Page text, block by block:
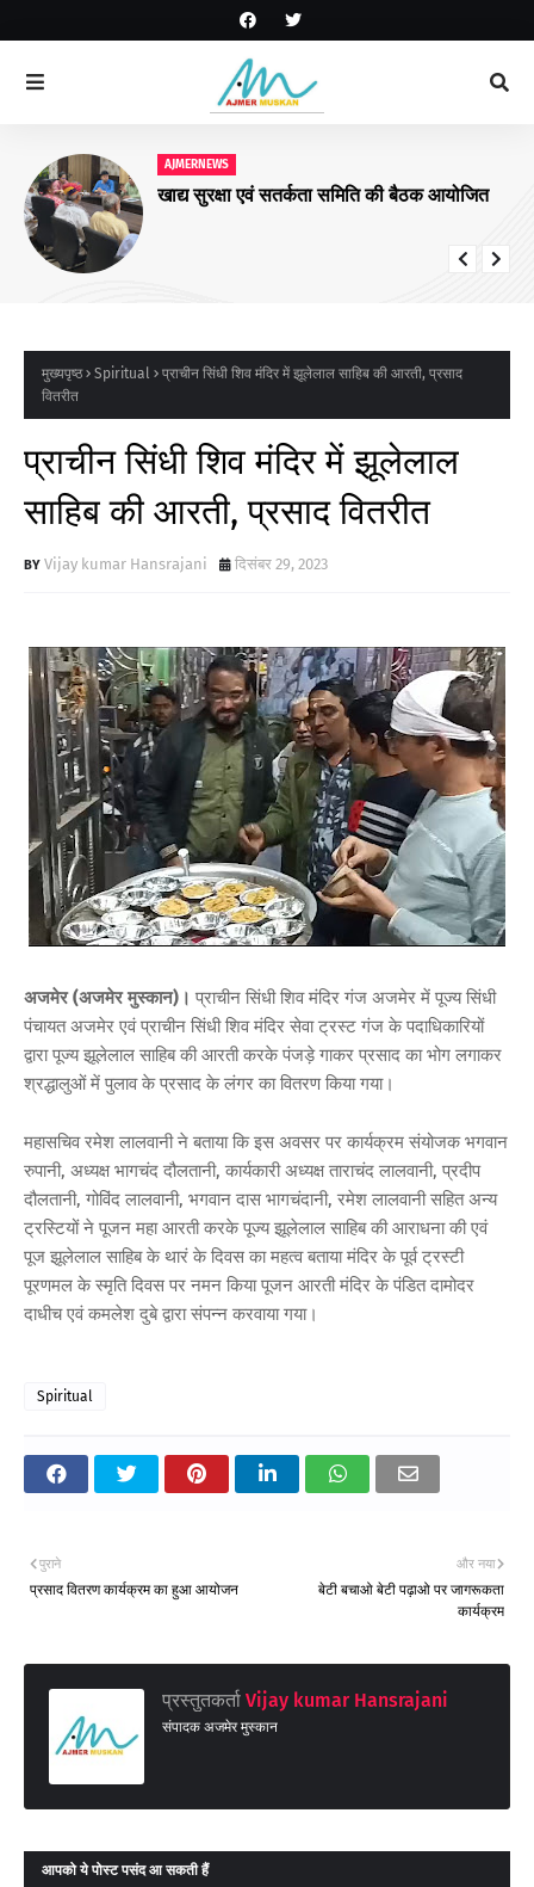
AJMERNEWS
खाद्य सुरक्षा एवं सतर्कता समिति की बैठक आयोजित
मुख्यपृष्ठ Spiritual
प्राचीन सिंधी शिव मंदिर में झूलेलाल साहिब की आरती, प्रसाद
वितरीत
प्राचीन सिंधी शिव मंदिर में झूलेलाल
साहिब की आरती, प्रसाद वितरीत
Vijay kumar Hansrajani दिसंबर 29, 2023
अजमेर (अजमेर मुस्कान)। प्राचीन सिंधी शिव मंदिर गंज अजमेर में पूज्य सिंधी
पंचायत अजमेर एवं प्राचीन सिंधी शिव मंदिर सेवा ट्रस्ट गंज के पदाधिकारियों
द्वारा पूज्य झूलेलाल साहिब की आरती करके पंजड़े गाकर प्रसाद का भोग लगाकर
श्रद्धालुओं में पुलाव के प्रसाद के लंगर का वितरण किया गया।
महासचिव रमेश लालवानी ने बताया कि इस अवसर पर कार्यक्रम संयोजक भगवान
रुपानी, अध्यक्ष भागचंद दौलतानी, कार्यकारी अध्यक्ष ताराचंद लालवानी, प्रदीप
दौलतानी, गोविंद लालवानी, भगवान दास भागचंदानी, रमेश लालवानी सहित अन्य
ट्रस्टियों ने पूजन महा आरती करके पूज्य झूलेलाल साहिब की आराधना की एवं
पूज झूलेलाल साहिब के थारं के दिवस का महत्व बताया मंदिर के पूर्व ट्रस्टी
पूरणमल के स्मृति दिवस पर नमन किया पूजन आरती मंदिर के पंडित दामोदर
दाधीच एवं कमलेश दुबे द्वारा संपन्न करवाया गया।
Spiritual
और नया
बेटी बचाओ बेटी पढ़ाओ पर जागरूकता
कार्यक्रम
पुराने
प्रसाद वितरण कार्यक्रम का हुआ आयोजन
प्रस्तुतकर्ता Vijay kumar Hansrajani
संपादक अजमेर मुस्कान
आपको ये पोस्ट पसंद आ सकती हैं